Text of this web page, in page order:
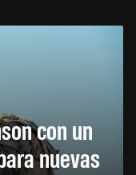
con un
nuevas